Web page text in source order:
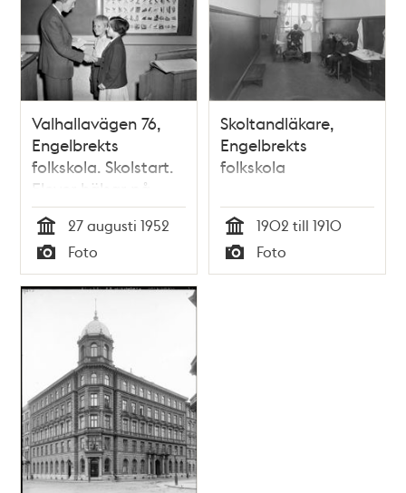
Valhallavägen 76,
Engelbrekts
folkskola. Skolstart.
Elever hälsar på
fröken framme vid
svarta tavlan
Tid
27 augusti 1952
Typ
Foto
Skoltandläkare,
Engelbrekts
folkskola
Tid
1902 till 1910
Typ
Foto